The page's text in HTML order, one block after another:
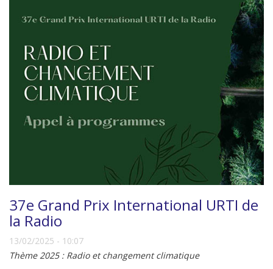
37e Grand Prix International URTI de
la Radio
13/02/2025 - 10:07
Thème 2025 : Radio et changement climatique